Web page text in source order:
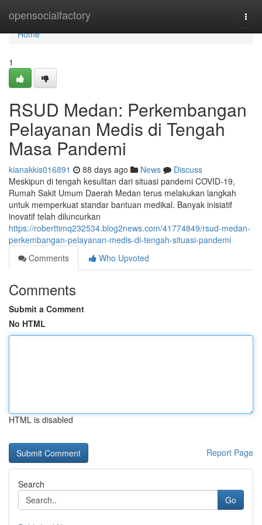
opensocialfactory
Home
Home
1
RSUD Medan: Perkembangan
Pelayanan Medis di Tengah
Masa Pandemi
kianakkis016891 88 days ago News
Discuss
Meskipun di tengah kesulitan dari situasi pandemi COVID-19,
Rumah Sakit Umum Daerah Medan terus melakukan langkah
untuk memperkuat standar bantuan medikal. Banyak inisiatif
inovatif telah diluncurkan
https://roberttimq232534.blog2news.com/41774849/rsud-medan-
perkembangan-pelayanan-medis-di-tengah-situasi-pandemi
Comments
Who Upvoted
Comments
Submit a Comment
No HTML
HTML is disabled
Report Page
Search
Go